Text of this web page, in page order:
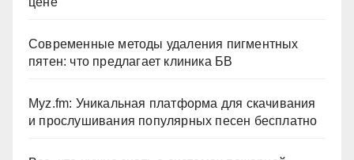
Современные методы удаления пигментных
пятен: что предлагает клиника БВ
Myz.fm: Уникальная платформа для скачивания
и прослушивания популярных песен бесплатно